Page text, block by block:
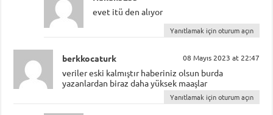
evet itü den alıyor
Yanıtlamak için oturum açın
berkkocaturk 08 Mayıs 2023 at 22:47
veriler eski kalmıştır haberiniz olsun burda
yazanlardan biraz daha yüksek maaşlar
Yanıtlamak için oturum açın